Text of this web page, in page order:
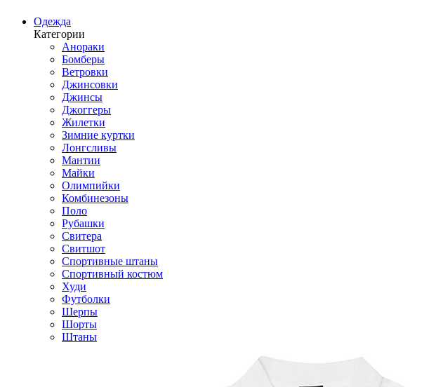
Одежда
Категории
Анораки
Бомберы
Ветровки
Джинсовки
Джинсы
Джоггеры
Жилетки
Зимние куртки
Лонгсливы
Мантии
Майки
Олимпийки
Комбинезоны
Поло
Рубашки
Свитера
Свитшот
Спортивные штаны
Спортивный костюм
Худи
Футболки
Шерпы
Шорты
Штаны